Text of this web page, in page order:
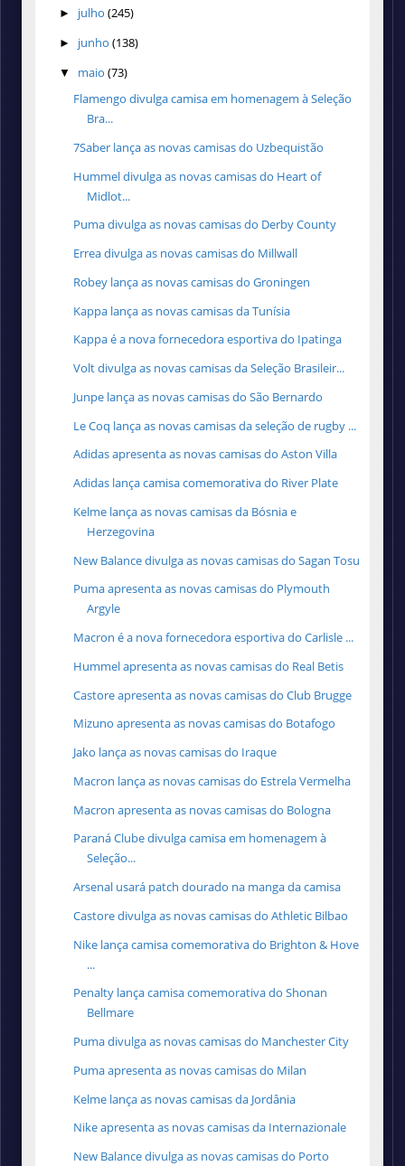
► julho (245)
► junho (138)
▼ maio (73)
Flamengo divulga camisa em homenagem à Seleção
Bra...
7Saber lança as novas camisas do Uzbequistão
Hummel divulga as novas camisas do Heart of
Midlot...
Puma divulga as novas camisas do Derby County
Errea divulga as novas camisas do Millwall
Robey lança as novas camisas do Groningen
Kappa lança as novas camisas da Tunísia
Kappa é a nova fornecedora esportiva do Ipatinga
Volt divulga as novas camisas da Seleção Brasileir...
Junpe lança as novas camisas do São Bernardo
Le Coq lança as novas camisas da seleção de rugby ...
Adidas apresenta as novas camisas do Aston Villa
Adidas lança camisa comemorativa do River Plate
Kelme lança as novas camisas da Bósnia e
Herzegovina
New Balance divulga as novas camisas do Sagan Tosu
Puma apresenta as novas camisas do Plymouth
Argyle
Macron é a nova fornecedora esportiva do Carlisle ...
Hummel apresenta as novas camisas do Real Betis
Castore apresenta as novas camisas do Club Brugge
Mizuno apresenta as novas camisas do Botafogo
Jako lança as novas camisas do Iraque
Macron lança as novas camisas do Estrela Vermelha
Macron apresenta as novas camisas do Bologna
Paraná Clube divulga camisa em homenagem à
Seleção...
Arsenal usará patch dourado na manga da camisa
Castore divulga as novas camisas do Athletic Bilbao
Nike lança camisa comemorativa do Brighton & Hove
...
Penalty lança camisa comemorativa do Shonan
Bellmare
Puma divulga as novas camisas do Manchester City
Puma apresenta as novas camisas do Milan
Kelme lança as novas camisas da Jordânia
Nike apresenta as novas camisas da Internazionale
New Balance divulga as novas camisas do Porto